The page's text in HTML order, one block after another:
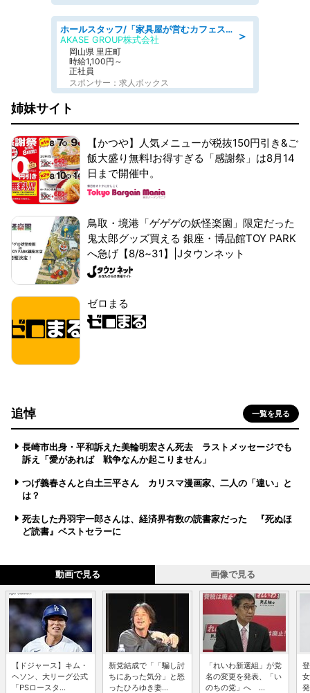
＞
ホールスタッフ/「家具屋が営むカフェスタッフ!」週2日～OK!嬉しいまかない付き/岡山県/浅口郡里庄町
AKASE GROUP株式会社
岡山県 里庄町
時給1,100円～
正社員
スポンサー：求人ボックス
姉妹サイト
【かつや】人気メニューが税抜150円引き&ご
飯大盛り無料!お得すぎる「感謝祭」は8月14
日まで開催中。
鳥取・境港「ゲゲゲの妖怪楽園」限定だった
鬼太郎グッズ買える 銀座・博品館TOY PARK
へ急げ【8/8~31】|Jタウンネット
ゼロまる
追悼 一覧を見る
長崎市出身・平和訴えた美輪明宏さん死去 ラストメッセージでも
訴え「愛があれば 戦争なんか起こりません」
つげ義春さんと白土三平さん カリスマ漫画家、二人の「違い」と
は？
死去した丹羽宇一郎さんは、経済界有数の読書家だった 『死ぬほ
ど読書』ベストセラーに
動画で見る 画像で見る
【ドジャース】キム・
ヘソン、大リーグ公式
「PSロースタ...
新党結成で「「騙し討
ちにあった気分」と怒
ったひろゆき妻...
「れいわ新選組」が党
名の変更を発表、「い
のちの党」へ ...